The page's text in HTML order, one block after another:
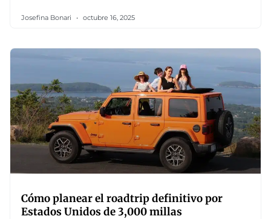
Josefina Bonari octubre 16, 2025
Cómo planear el roadtrip definitivo por
Estados Unidos de 3,000 millas